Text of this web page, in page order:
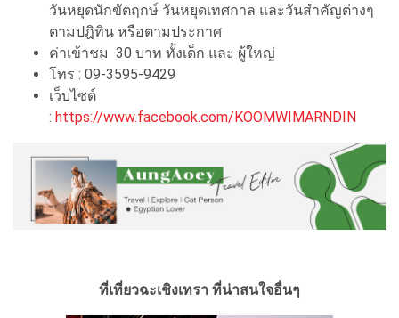
วันหยุดนักขัตฤกษ์ วันหยุดเทศกาล และวันสำคัญต่างๆ
ตามปฎิทิน หรือตามประกาศ
ค่าเข้าชม 30 บาท ทั้งเด็ก และ ผู้ใหญ่
โทร : 09-3595-9429
เว็บไซต์
: https://www.facebook.com/KOOMWIMARNDIN
ที่เที่ยวฉะเชิงเทรา ที่น่าสนใจอื่นๆ